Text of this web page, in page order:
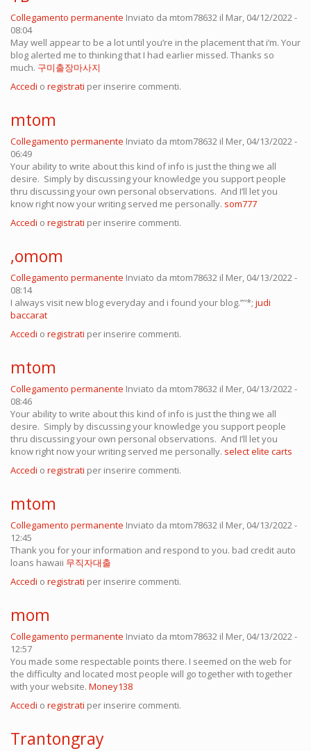
Collegamento permanente Inviato da mtom78632 il Mar, 04/12/2022 -
08:04
May well appear to be a lot until you’re in the placement that i’m. Your
blog alerted me to thinking that I had earlier missed. Thanks so
much. 구미출장마사지
Accedi o registrati per inserire commenti.
mtom
Collegamento permanente Inviato da mtom78632 il Mer, 04/13/2022 -
06:49
Your ability to write about this kind of info is just the thing we all
desire. Simply by discussing your knowledge you support people
thru discussing your own personal observations. And I’ll let you
know right now your writing served me personally. som777
Accedi o registrati per inserire commenti.
,omom
Collegamento permanente Inviato da mtom78632 il Mer, 04/13/2022 -
08:14
I always visit new blog everyday and i found your blog.’”‘*; judi
baccarat
Accedi o registrati per inserire commenti.
mtom
Collegamento permanente Inviato da mtom78632 il Mer, 04/13/2022 -
08:46
Your ability to write about this kind of info is just the thing we all
desire. Simply by discussing your knowledge you support people
thru discussing your own personal observations. And I’ll let you
know right now your writing served me personally. select elite carts
Accedi o registrati per inserire commenti.
mtom
Collegamento permanente Inviato da mtom78632 il Mer, 04/13/2022 -
12:45
Thank you for your information and respond to you. bad credit auto
loans hawaii 무직자대출
Accedi o registrati per inserire commenti.
mom
Collegamento permanente Inviato da mtom78632 il Mer, 04/13/2022 -
12:57
You made some respectable points there. I seemed on the web for
the difficulty and located most people will go together with together
with your website. Money138
Accedi o registrati per inserire commenti.
Trantongray